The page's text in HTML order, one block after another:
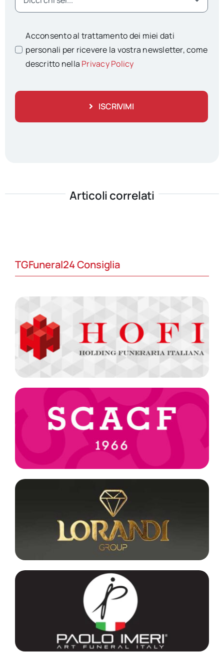
Acconsento al trattamento dei miei dati
personali per ricevere la vostra newsletter, come
descritto nella Privacy Policy
ISCRIVIMI
Articoli correlati
TGFuneral24 Consiglia